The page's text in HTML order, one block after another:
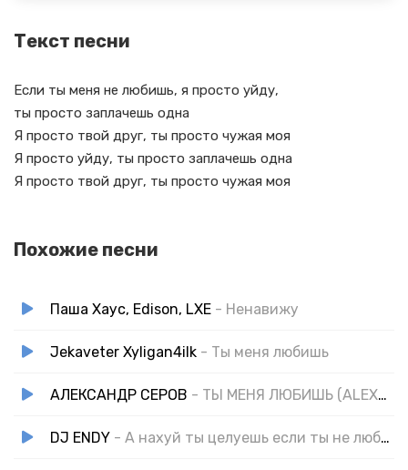
Текст песни
Если ты меня не любишь, я просто уйду,
ты просто заплачешь одна
Я просто твой друг, ты просто чужая моя
Я просто уйду, ты просто заплачешь одна
Я просто твой друг, ты просто чужая моя
Похожие песни
Паша Хаус, Edison, LXE - Ненавижу
Jekaveter Xyligan4ilk - Ты меня любишь
АЛЕКСАНДР СЕРОВ - ТЫ МЕНЯ ЛЮБИШЬ (ALEXNEST REWORKED) COVER
DJ ENDY - А нахуй ты целуешь если ты не любишь